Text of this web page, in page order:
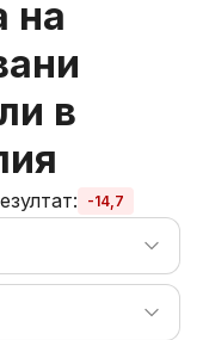
на
в
: -14,7